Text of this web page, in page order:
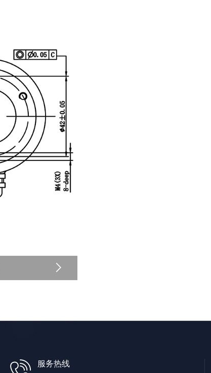
服务热线